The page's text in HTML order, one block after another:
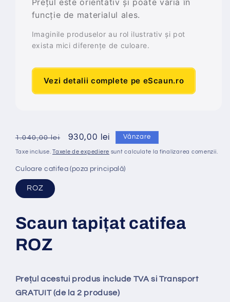
funcție de materialul ales.
Imaginile produselor au rol ilustrativ și pot
exista mici diferențe de culoare.
Vezi detalii complete pe eScaun.ro
Preț
obișnuit
1.040,00 lei
Preț
redus
930,00 lei Vânzare
Taxe incluse.Taxele de expediere sunt calculate la finalizarea comenzii.
Culoare catifea (poza principală)
ROZ
Scaun tapițat catifea
ROZ
Prețul acestui produs include TVA si Transport
GRATUIT (de la 2 produse)